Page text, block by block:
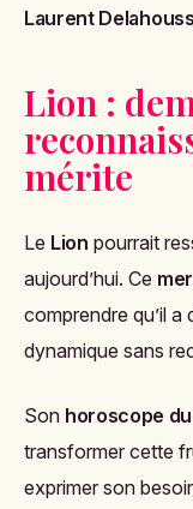
Laurent
Lion :
mérite
Le Lion pourrait
aujourd’hui. Ce
comprendre qu’il
dynamique sans
Son horoscope
transformer cette
exprimer son